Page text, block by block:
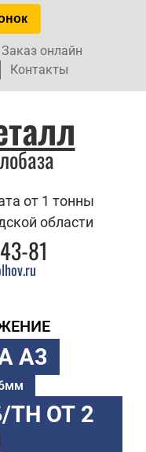
Заказ онлайн
Контакты
от 1 тонны
области
81
А3
ТН ОТ 2